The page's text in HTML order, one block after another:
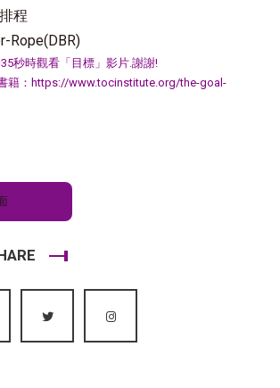
程
Rope(DBR)
秒時觀看「目標」影片.謝謝!
： https://www.tocinstitute.org/the-goal-